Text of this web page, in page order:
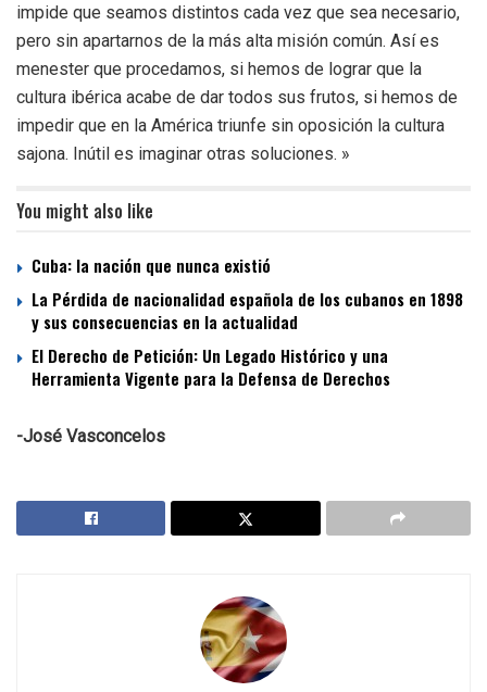
impide que seamos distintos cada vez que sea necesario,
pero sin apartarnos de la más alta misión común. Así es
menester que procedamos, si hemos de lograr que la
cultura ibérica acabe de dar todos sus frutos, si hemos de
impedir que en la América triunfe sin oposición la cultura
sajona. Inútil es imaginar otras soluciones. »
You might also like
Cuba: la nación que nunca existió
La Pérdida de nacionalidad española de los cubanos en 1898
y sus consecuencias en la actualidad
El Derecho de Petición: Un Legado Histórico y una
Herramienta Vigente para la Defensa de Derechos
-José Vasconcelos